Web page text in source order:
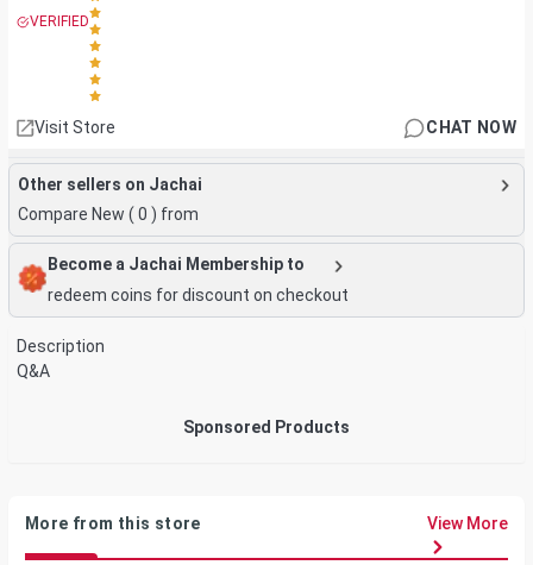
VERIFIED
Visit Store CHAT NOW
Other sellers on Jachai
Compare New ( 0 ) from
Become a Jachai Membership to
redeem coins for discount on checkout
Description
Q&A
Sponsored Products
More from this store View More